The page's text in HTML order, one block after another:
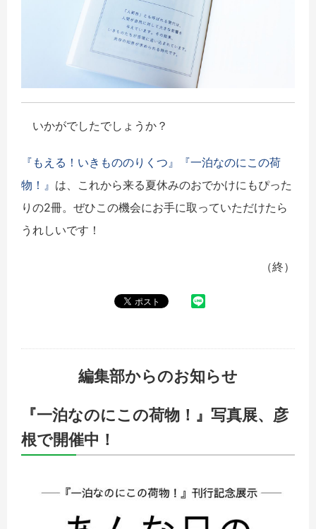
いかがでしたでしょうか？
『もえる！いきもののりくつ』
『一泊なのにこの荷
物！』 は、これから来る夏休みのおでかけにもぴった
りの2冊。ぜひこの機会にお手に取っていただけたら
うれしいです！
（終）
編集部からのお知らせ
『一泊なのにこの荷物！』写真展、彦
根で開催中！